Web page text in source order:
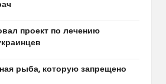
проект по лечению
рыба, которую запрещено